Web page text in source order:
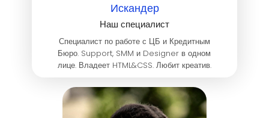
Искандер
Наш специалист
Специалист по работе с ЦБ и Кредитным
Бюро. Support, SMM и Designer в одном
лице. Владеет HTML&CSS. Любит креатив.
работать, но и отдыхать.